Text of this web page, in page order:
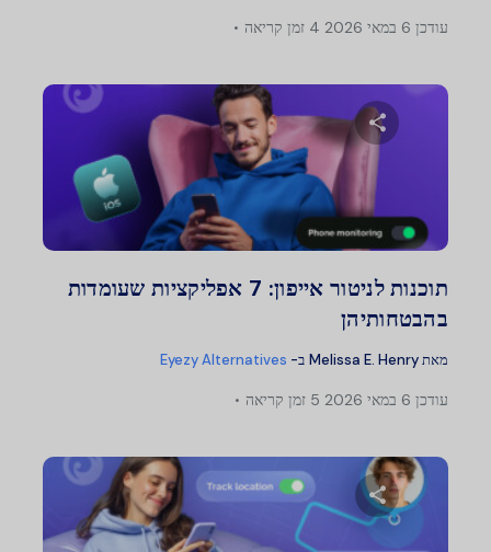
עודכן 4 זמן קריאה
שתף מאמר זה
תוכנות לניטור אייפון: 7 אפליקציות שעומדות
בהבטחותיהן
מאתMelissa E. Henry ב- Eyezy Alternatives
עודכן 5 זמן קריאה
שתף מאמר זה